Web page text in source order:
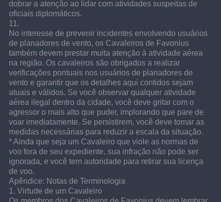
dobrar a atenção ao lidar com atividades suspeitas de
oficiais diplomáticos.
11.
No interesse de prevenir incidentes envolvendo usuários
de planadores de vento, os Cavaleiros de Favonius
também devem prestar muita atenção à atividade aérea
na região. Os cavaleiros são obrigados a realizar
verificações pontuais nos usuários de planadores de
vento e garantir que os detalhes aqui contidos sejam
atuais e válidos. Se você observar qualquer atividade
aérea ilegal dentro da cidade, você deve gritar com o
agressor o mais alto que puder, implorando que pare de
voar imediatamente. Se persistirem, você deve tomar as
medidas necessárias para reduzir a escala da situação.
* Ainda que seja um Cavaleiro que viole as normas de
voo fora de seu expediente, sua infração não pode ser
ignorada, e você tem autoridade para retirar sua licença
de voo.
Apêndice: Notas de Terminologia
1. Virtude de um Cavaleiro